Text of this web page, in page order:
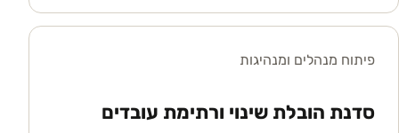
פיתוח מנהלים ומנהיגות
סדנת הובלת שינוי ורתימת עובדים